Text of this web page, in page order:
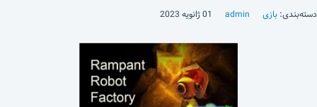
دسته‌بندی: بازی admin 01 ژانویه 2023